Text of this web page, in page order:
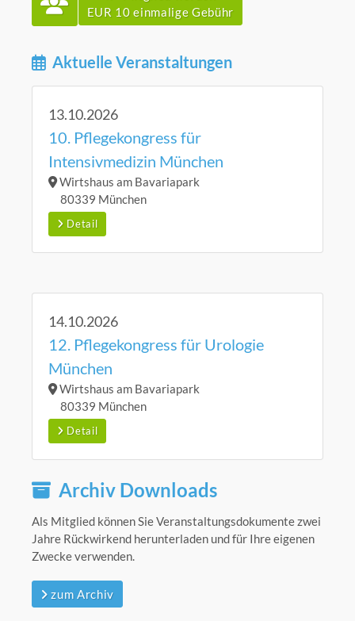
EUR 10 einmalige Gebühr
Aktuelle Veranstaltungen
13.10.2026
10. Pflegekongress für
Intensivmedizin München
Wirtshaus am Bavariapark
80339 München
Detail
14.10.2026
12. Pflegekongress für Urologie
München
Wirtshaus am Bavariapark
80339 München
Detail
Archiv Downloads
Als Mitglied können Sie Veranstaltungsdokumente zwei
Jahre Rückwirkend herunterladen und für Ihre eigenen
Zwecke verwenden.
zum Archiv